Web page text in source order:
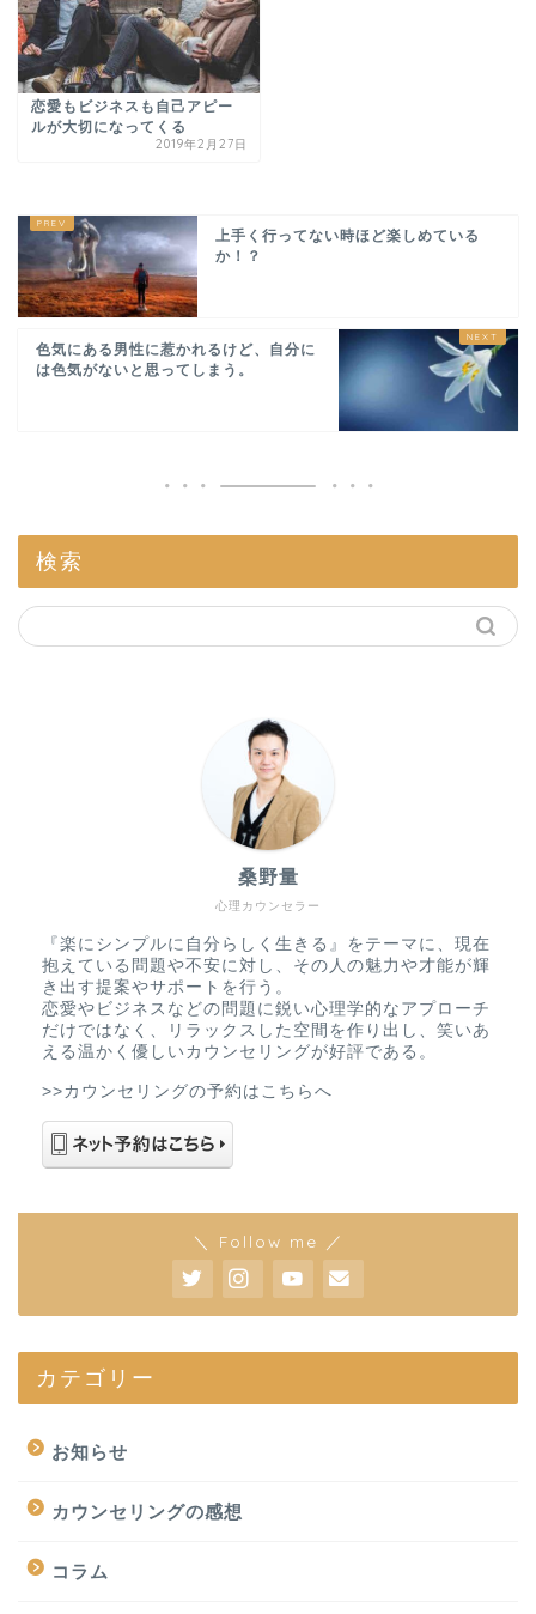
恋愛もビジネスも自己アピー
ルが大切になってくる
2019年2月27日
上手く行ってない時ほど楽しめている
か！？
色気にある男性に惹かれるけど、自分に
は色気がないと思ってしまう。
検索
心理カウンセラー
桑野量
『楽にシンプルに自分らしく生きる』をテーマに、現在
抱えている問題や不安に対し、その人の魅力や才能が輝
き出す提案やサポートを行う。
恋愛やビジネスなどの問題に鋭い心理学的なアプローチ
だけではなく、リラックスした空間を作り出し、笑いあ
える温かく優しいカウンセリングが好評である。
>>カウンセリングの予約はこちらへ
＼ Follow me ／
カテゴリー
お知らせ
カウンセリングの感想
コラム